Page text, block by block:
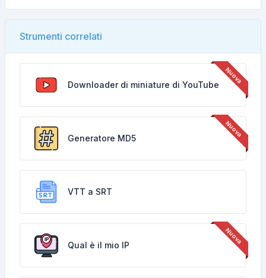
Strumenti correlati
Downloader di miniature di YouTube
Generatore MD5
VTT a SRT
Qual è il mio IP